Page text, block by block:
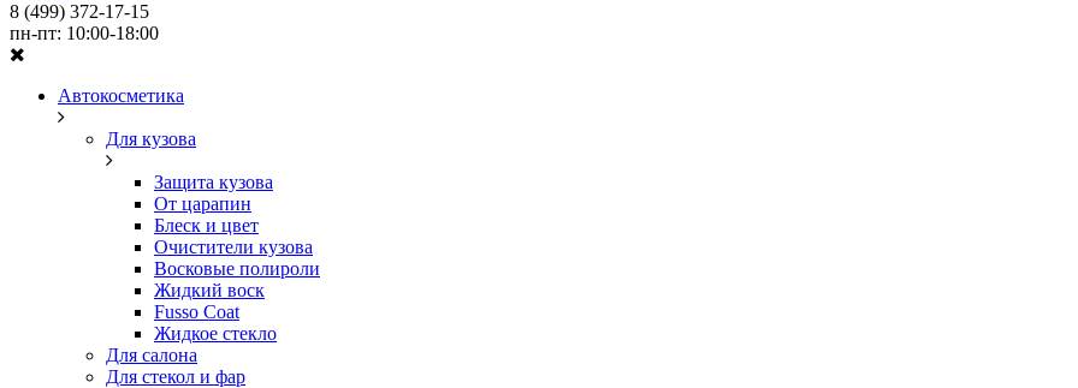
8 (499) 372-17-15
пн-пт: 10:00-18:00
Автокосметика
Для кузова
Защита кузова
От царапин
Блеск и цвет
Очистители кузова
Восковые полироли
Жидкий воск
Fusso Coat
Жидкое стекло
Для салона
Для стекол и фар